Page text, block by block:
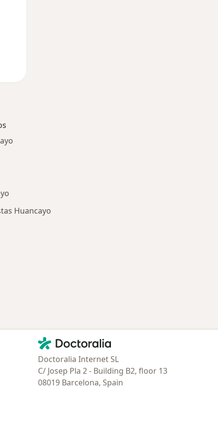
Huancayo
Contacto
Doctoralia - Página de inicio
Doctoralia Internet SL
C/ Josep Pla 2 - Building B2, floor 13
08019 Barcelona, Spain